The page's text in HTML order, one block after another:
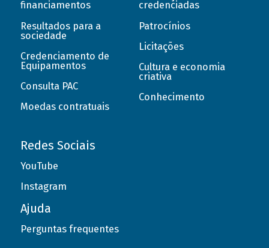
financiamentos
Resultados para a
sociedade
Credenciamento de
Equipamentos
Consulta PAC
Moedas contratuais
credenciadas
Patrocínios
Licitações
Cultura e economia
criativa
Conhecimento
Redes Sociais
YouTube
Instagram
Ajuda
Perguntas frequentes